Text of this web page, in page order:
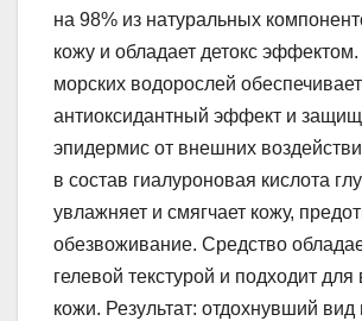
на 98% из натуральных
кожу и обладает детокс эффектом.
морских водорослей обеспечивает
антиоксидантный эффект и
эпидермис от внешних
в состав гиалуроновая кислота
увлажняет и смягчает кожу,
обезвоживание. Средство
гелевой текстурой и подходит для
кожи. Результат: отдохнувший вид